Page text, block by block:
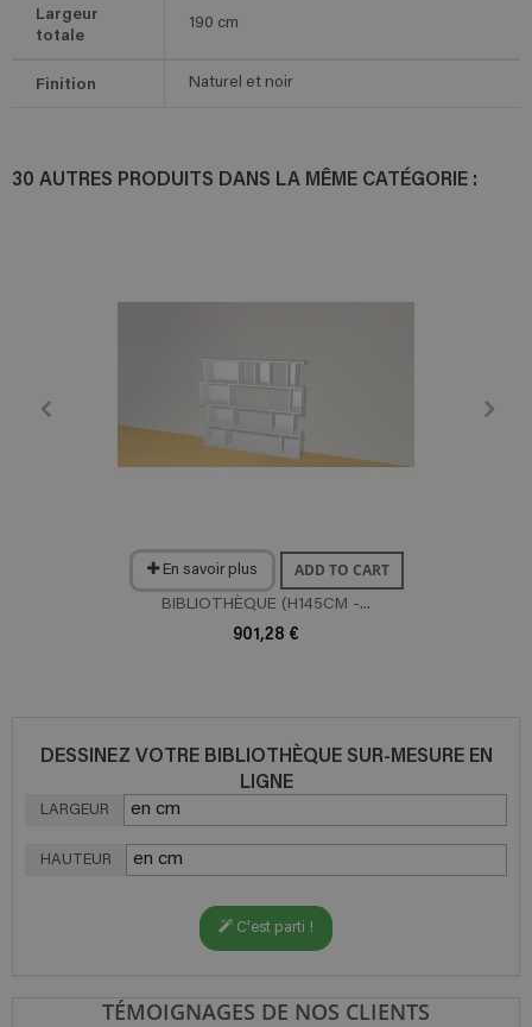
Largeur
totale
190 cm
Finition Naturel et noir
30 AUTRES PRODUITS DANS LA MÊME CATÉGORIE :
En savoir plus ADD TO CART
BIBLIOTHÈQUE (H145CM -...
901,28 €
DESSINEZ VOTRE BIBLIOTHÈQUE SUR-MESURE EN
LIGNE
LARGEUR
HAUTEUR
C'est parti !
TÉMOIGNAGES DE NOS CLIENTS